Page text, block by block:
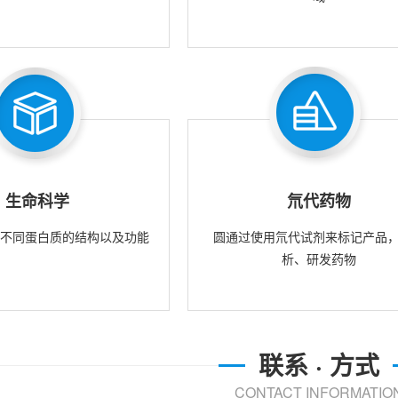
生命科学
同蛋白质的结构以及功能
氘代药物
圆通过使用氘代试剂来标记产品
析、研发药物
联系 · 方式
CONTACT